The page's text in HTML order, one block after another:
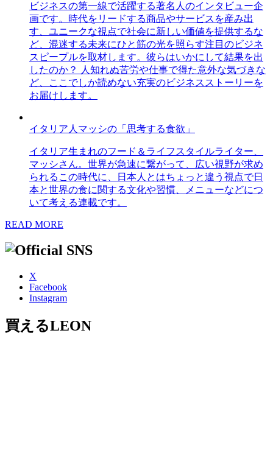
ビジネスの第一線で活躍する著名人のインタビュー企
画です。時代をリードする商品やサービスを産み出
す、ユニークな視点で社会に新しい価値を提供するな
ど、混迷する未来にひと筋の光を照らす注目のビジネ
スピープルを取材します。彼らはいかにして結果を出
したのか？ 人知れぬ苦労や仕事で得た意外な気づきな
ど、ここでしか読めない充実のビジネスストーリーを
お届けします。
イタリア人マッシの「思考する食欲」
イタリア生まれのフード＆ライフスタイルライター、
マッシさん。世界が急速に繋がって、広い視野が求め
られるこの時代に、日本人とはちょっと違う視点で日
本と世界の食に関する文化や習慣、メニューなどにつ
いて考える連載です。
READ MORE
X
Facebook
Instagram
買えるLEON